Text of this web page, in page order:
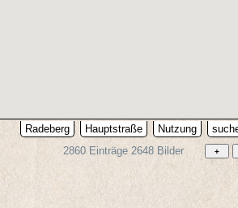
Radeberg Hauptstraße Nutzung
is temporarily unable to service your request
2860 Einträge 2648 Bilder